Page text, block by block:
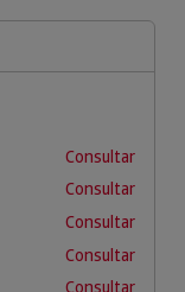
Consultar
Consultar
Consultar
Consultar
Consultar